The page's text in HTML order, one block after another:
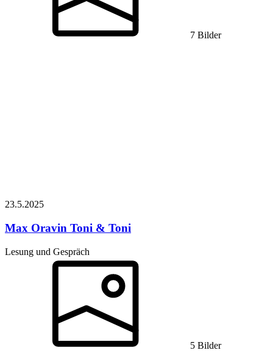
7 Bilder
23.5.2025
Max Oravin Toni & Toni
Lesung und Gespräch
5 Bilder